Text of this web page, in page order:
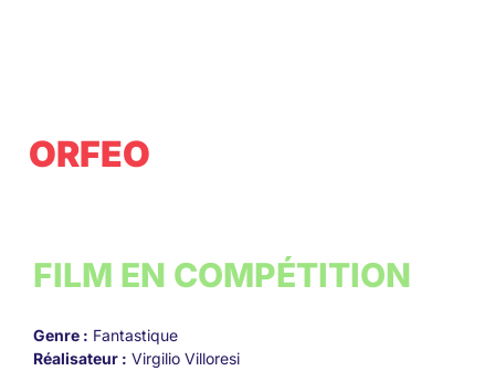
ORFEO
FILM EN COMPÉTITION
Genre : Fantastique
Réalisateur : Virgilio Villoresi